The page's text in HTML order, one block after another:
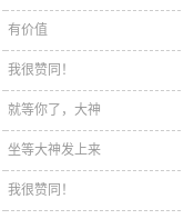
有价值
我很赞同！
就等你了，大神
坐等大神发上来
我很赞同！